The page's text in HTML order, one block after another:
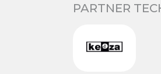
PARTNER